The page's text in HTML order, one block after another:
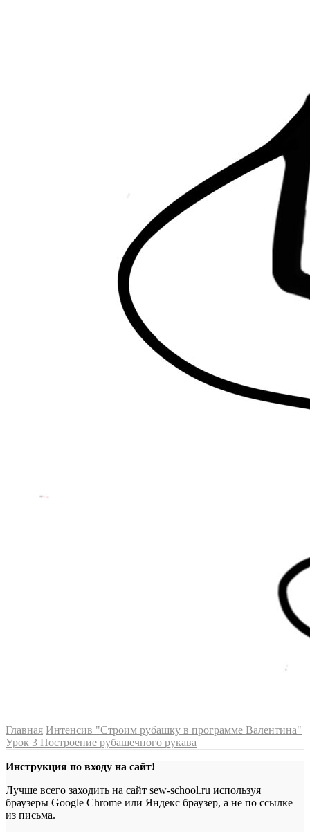
Главная Интенсив "Строим рубашку в программе Валентина"
Урок 3 Построение рубашечного рукава
Инструкция по входу на сайт!
Лучше всего заходить на сайт sew-school.ru используя
браузеры Google Chrome или Яндекс браузер, а не по ссылке
из письма.